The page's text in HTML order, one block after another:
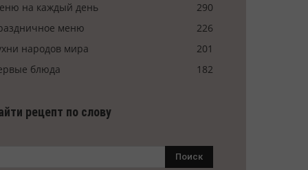
на каждый день
290
меню
226
народов мира
201
блюда
182
рецепт по слову